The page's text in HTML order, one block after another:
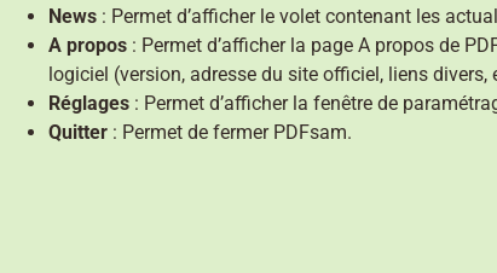
News : Permet d’afficher le volet contenant les
A propos : Permet d’afficher la page A propos de
logiciel (version, adresse du site officiel, liens divers,
Réglages : Permet d’afficher la fenêtre de
Quitter : Permet de fermer PDFsam.